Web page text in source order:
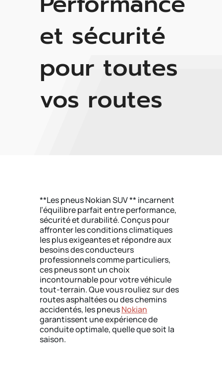
et sécurité
pour toutes
vos routes
**Les pneus Nokian SUV ** incarnent
l’équilibre parfait entre performance,
sécurité et durabilité. Conçus pour
affronter les conditions climatiques
les plus exigeantes et répondre aux
besoins des conducteurs
professionnels comme particuliers,
ces pneus sont un choix
incontournable pour votre véhicule
tout-terrain. Que vous rouliez sur des
routes asphaltées ou des chemins
accidentés, les pneusNokian
garantissent une expérience de
conduite optimale, quelle que soit la
saison.